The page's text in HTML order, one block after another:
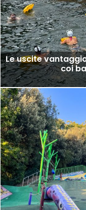
Le uscite
coi